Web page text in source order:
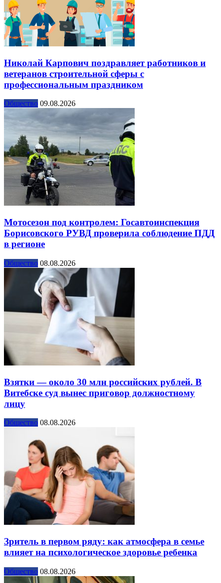
Николай Карпович поздравляет работников и
ветеранов строительной сферы с
профессиональным праздником
Общество 09.08.2026
Мотосезон под контролем: Госавтоинспекция
Борисовского РУВД проверила соблюдение ПДД
в регионе
Общество 08.08.2026
Взятки — около 30 млн российских рублей. В
Витебске суд вынес приговор должностному
лицу
Общество 08.08.2026
Зритель в первом ряду: как атмосфера в семье
влияет на психологическое здоровье ребенка
Общество 08.08.2026